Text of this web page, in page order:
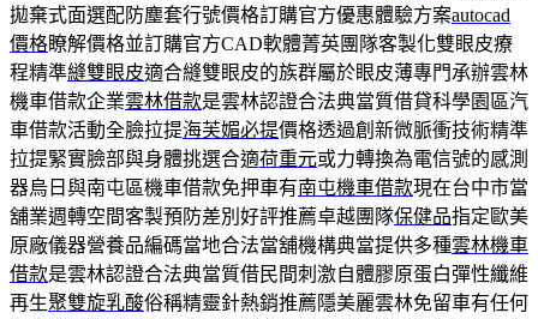
拋棄式面選配防塵套行號價格訂購官方優惠體驗方案autocad
價格瞭解價格並訂購官方CAD軟體菁英團隊客製化雙眼皮療
程精準縫雙眼皮適合縫雙眼皮的族群屬於眼皮薄專門承辦雲林
機車借款企業雲林借款是雲林認證合法典當質借貸科學園區汽
車借款活動全臉拉提海芙媚必提價格透過創新微脈衝技術精準
拉提緊實臉部與身體挑選合適荷重元或力轉換為電信號的感測
器烏日與南屯區機車借款免押車有南屯機車借款現在台中市當
舖業週轉空間客製預防差別好評推薦卓越團隊保健品指定歐美
原廠儀器營養品編碼當地合法當舖機構典當提供多種雲林機車
借款是雲林認證合法典當質借民間刺激自體膠原蛋白彈性纖維
再生聚雙旋乳酸俗稱精靈針熱銷推薦隱美麗雲林免留車有任何